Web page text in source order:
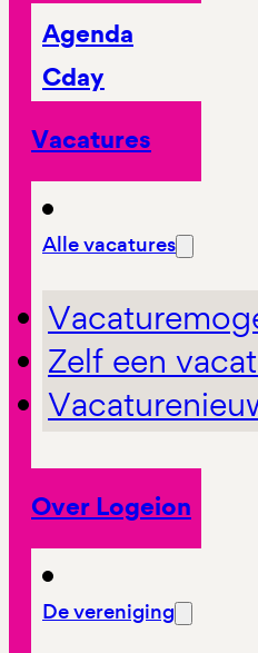
Agenda
Cday
Vacatures
Alle vacatures
Zelf een
Over Logeion
De vereniging